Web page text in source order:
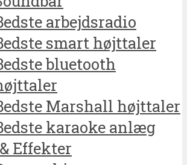
arbejdsradio
smart højttaler
bluetooth
Marshall højttaler
karaoke anlæg
Effekter